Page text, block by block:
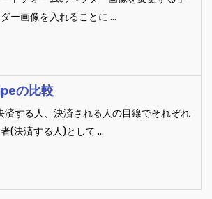
ー画像を入れることに ...
の比較
済する人、決済される人の目線でそれぞれ
(決済する人)として ...